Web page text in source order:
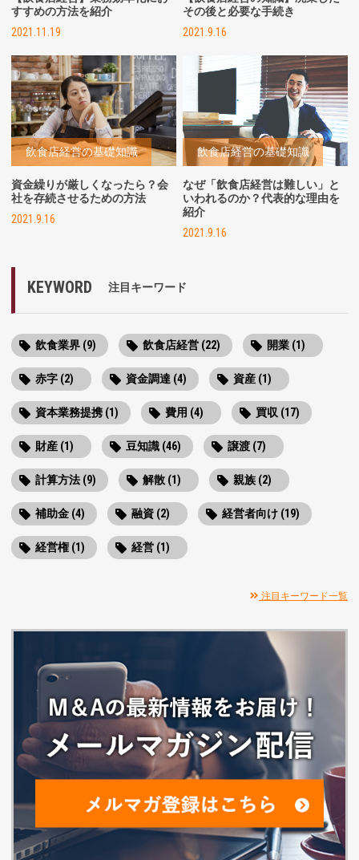
すすめの方法を紹介
2021.11.19
その後と必要な手続き
2021.9.16
飲食店経営の基礎知識
資金繰りが厳しくなったら？会
社を存続させるための方法
2021.9.16
飲食店経営の基礎知識
なぜ「飲食店経営は難しい」と
いわれるのか？代表的な理由を
紹介
2021.9.16
KEYWORD 注目キーワード
飲食業界 (9) 飲食店経営 (22) 開業 (1)
赤字 (2) 資金調達 (4) 資産 (1)
資本業務提携 (1) 費用 (4) 買収 (17)
財産 (1) 豆知識 (46) 譲渡 (7)
計算方法 (9) 解散 (1) 親族 (2)
補助金 (4) 融資 (2) 経営者向け (19)
経営権 (1) 経営 (1)
注目キーワード一覧